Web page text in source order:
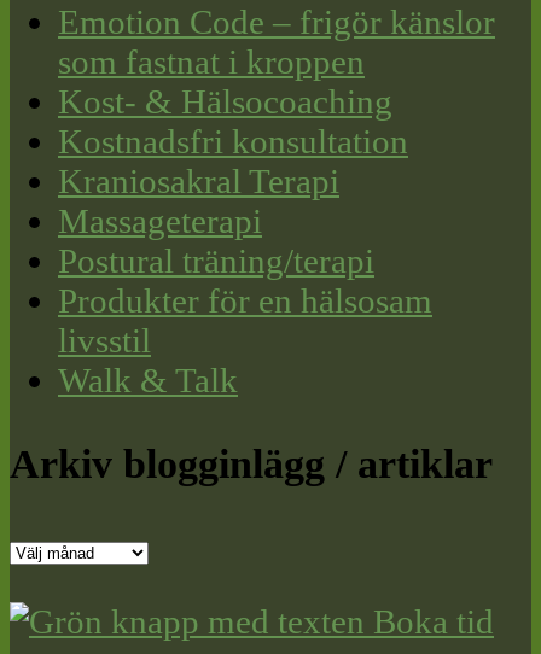
Emotion Code – frigör känslor
som fastnat i kroppen
Kost- & Hälsocoaching
Kostnadsfri konsultation
Kraniosakral Terapi
Massageterapi
Postural träning/terapi
Produkter för en hälsosam
livsstil
Walk & Talk
Arkiv blogginlägg / artiklar
Arkiv
/